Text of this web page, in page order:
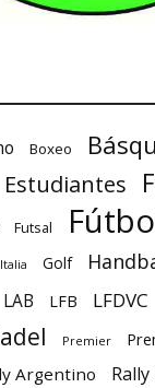
Boxeo
Estudiantes
Futsal
Golf
LAB LFB LFDVC
Premier
Argentino